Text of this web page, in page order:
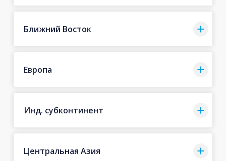
Ближний Восток
Европа
Инд. субконтинент
Центральная Азия